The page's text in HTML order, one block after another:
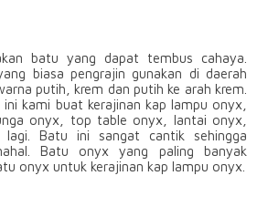
batu yang dapat tembus cahaya.
biasa pengrajin gunakan di daerah
putih, krem dan putih ke arah krem.
kami buat kerajinan kap lampu onyx,
onyx, top table onyx, lantai onyx,
lagi. Batu ini sangat cantik sehingga
Batu onyx yang paling banyak
onyx untuk kerajinan kap lampu onyx.